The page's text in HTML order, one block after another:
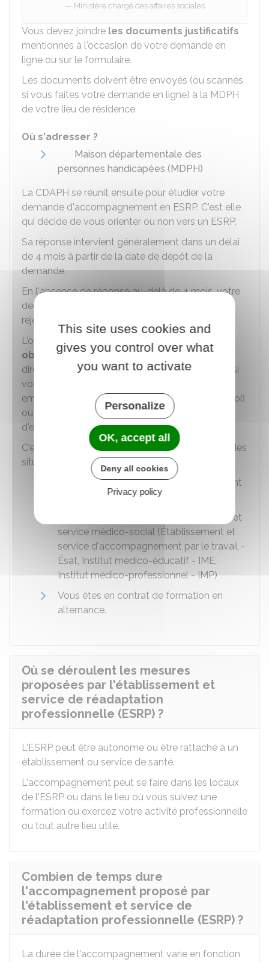
Ministère chargé des affaires sociales
Vous devez joindre les documents justificatifs
mentionnés à l'occasion de votre demande en
ligne ou sur le formulaire.
Les documents doivent être envoyés (ou scannés
si vous faites votre demande en ligne) à la MDPH
de votre lieu de résidence.
Où s'adresser ?
Maison départementale des
personnes handicapées (MDPH)
La CDAPH se réunit ensuite pour étudier votre
demande d'accompagnement en ESRP. C'est elle
qui décide de vous orienter ou non vers un ESRP.
Sa réponse intervient généralement dans un délai
de 4 mois à partir de la date de dépôt de la
demande.
En l'absence de réponse au-delà de 4 mois, votre
demande d'admission est considérée comme
rejetée.
L'orientation de la CDAPH n'est
pas toujours
obligatoire. Vous pouvez être orienté
directement vers un ESRP par votre employeur si
vous êtes en activité ou par votre conseiller Cap
emploi, France Travail (anciennement Pôle emploi)
ou la mission locale si vous êtes demandeur
d'emploi.
C'est notamment le cas si vous êtes dans l'une des
situations suivantes :
Vous avez besoin d'un accompagnement
de courte durée
Vous êtes déjà admis en établissement et
service médico-social (Établissement et
service d'accompagnement par le travail -
Ésat, Institut médico-éducatif - IME,
Institut médico-professionnel - IMP)
Vous êtes en contrat de formation en
alternance.
Où se déroulent les mesures
proposées par l'établissement et
service de réadaptation
professionnelle (ESRP) ?
L'ESRP peut être autonome ou être rattaché à un
établissement ou service de santé.
L'accompagnement peut se faire dans les locaux
de l'ESRP ou dans le lieu où vous suivez une
formation ou exercez votre activité professionnelle
ou tout autre lieu utile.
Combien de temps dure
l'accompagnement proposé par
l'établissement et service de
réadaptation professionnelle (ESRP) ?
La durée de l'accompagnement varie en fonction
This site uses cookies and
gives you control over what
you want to activate
Personalize
OK, accept all
Deny all cookies
Privacy policy